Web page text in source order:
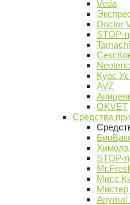
Veda
Doctor
STOP-
Tamachi
Курс
AVZ
OKVET
Средства
Химола
STOP-
Мисс
Anymal